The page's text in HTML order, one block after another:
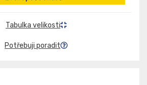
Tabulka velikosti
Potřebuji poradit